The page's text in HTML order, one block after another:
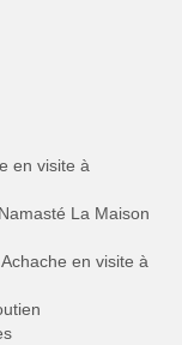
en visite à
La Maison
en visite à